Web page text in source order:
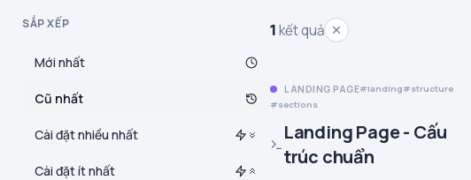
SẮP XẾP
Mới nhất
Cũ nhất
Cài đặt nhiều nhất
Cài đặt ít nhất
1kết quả
LANDING PAGE landing
structure
sections
Landing Page - Cấu
trúc chuẩn